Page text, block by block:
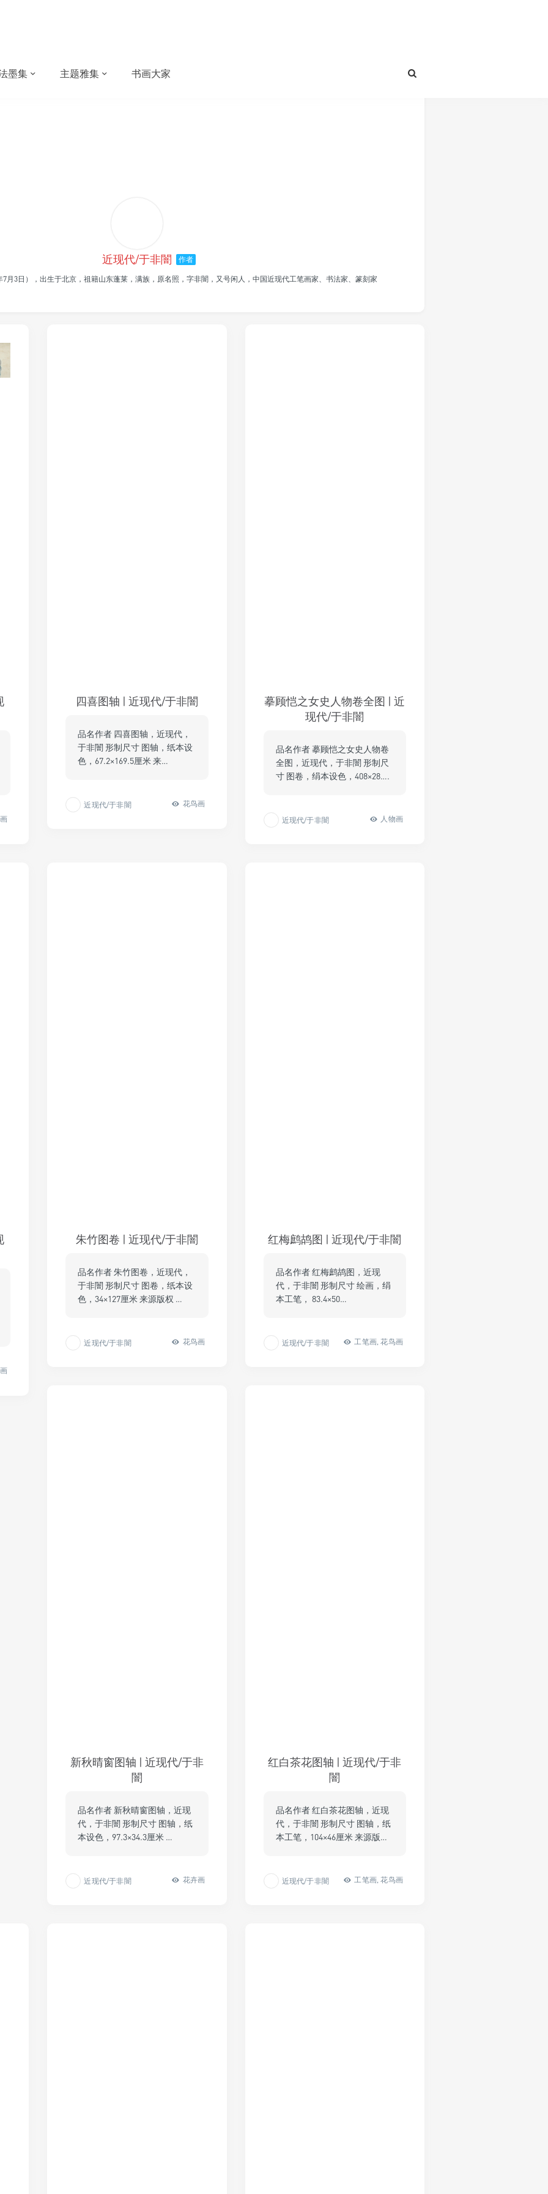
墨集 主题雅集 书画大家
近现代/于非闇 作者
7月3日），出生于北京，祖籍山东蓬莱，满族，原名照，字非闇，又号闲人，中国近现代工笔画家、书法家、篆刻家
四喜图轴 | 近现代/于非闇
品名作者 四喜图轴，近现代，
于非闇 形制尺寸 图轴，纸本设
色，67.2×169.5厘米 来…
近现代/于非闇 花鸟画
摹顾恺之女史人物卷全图 | 近
现代/于非闇
品名作者 摹顾恺之女史人物卷
全图，近现代，于非闇 形制尺
寸 图卷，绢本设色，408×28….
近现代/于非闇 人物画
朱竹图卷 | 近现代/于非闇
品名作者 朱竹图卷，近现代，
于非闇 形制尺寸 图卷，纸本设
色，34×127厘米 来源版权 …
近现代/于非闇 花鸟画
红梅鹧鸪图 | 近现代/于非闇
品名作者 红梅鹧鸪图，近现
代，于非闇 形制尺寸 绘画，绢
本工笔， 83.4×50…
近现代/于非闇 工笔画,花鸟画
新秋晴窗图轴 | 近现代/于非
闇
品名作者 新秋晴窗图轴，近现
代，于非闇 形制尺寸 图轴，纸
本设色，97.3×34.3厘米 …
近现代/于非闇 花卉画
红白茶花图轴 | 近现代/于非
闇
品名作者 红白茶花图轴，近现
代，于非闇 形制尺寸 图轴，纸
本工笔，104×46厘米 来源版…
近现代/于非闇 工笔画,花鸟画